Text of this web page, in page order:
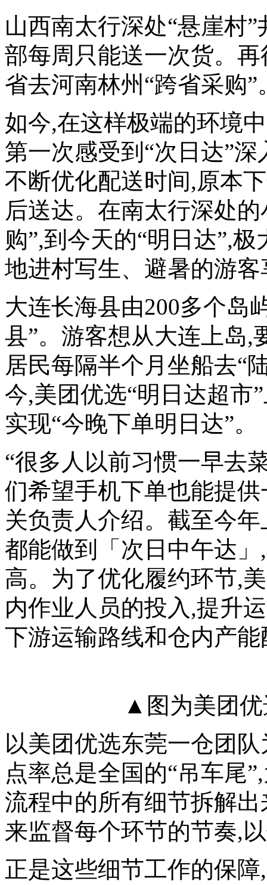
山西南太行深处“悬崖村
部每周只能送一次货。
省去河南林州“跨省采购”
如今,在这样极端的环境
第一次感受到“次日达”
不断优化配送时间,原本
后送达。在南太行深处
购”,到今天的“明日达”,
地进村写生、避暑的游
大连长海县由200多个岛
县”。游客想从大连上岛,
居民每隔半个月坐船去“
今,美团优选“明日达超市
实现“今晚下单明日达”。
“很多人以前习惯一早去
们希望手机下单也能提
关负责人介绍。截至今
都能做到「次日中午达
高。为了优化履约环节,
内作业人员的投入,提升
下游运输路线和仓内产能
▲图为美团优
以美团优选东莞一仓团
点率总是全国的“吊车尾
流程中的所有细节拆解
来监督每个环节的节奏,
正是这些细节工作的保